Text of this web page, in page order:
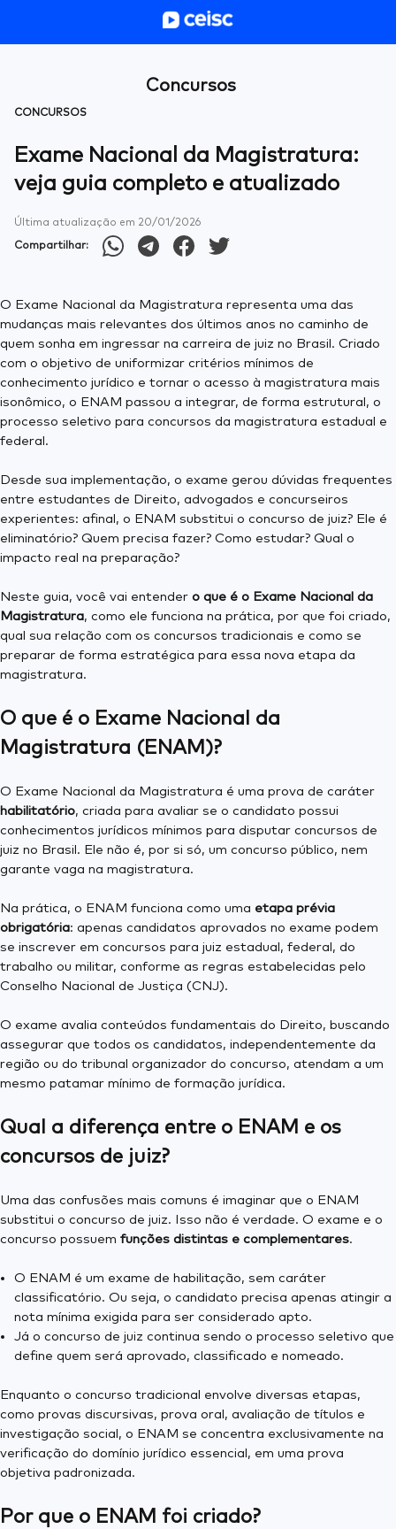
Concursos
CONCURSOS
Exame Nacional da Magistratura:
veja guia completo e atualizado
Última atualização em 20/01/2026
Compartilhar:
O Exame Nacional da Magistratura representa uma das
mudanças mais relevantes dos últimos anos no caminho de
quem sonha em ingressar na carreira de juiz no Brasil. Criado
com o objetivo de uniformizar critérios mínimos de
conhecimento jurídico e tornar o acesso à magistratura mais
isonômico, o ENAM passou a integrar, de forma estrutural, o
processo seletivo para concursos da magistratura estadual e
federal.
Desde sua implementação, o exame gerou dúvidas frequentes
entre estudantes de Direito, advogados e concurseiros
experientes: afinal, o ENAM substitui o concurso de juiz? Ele é
eliminatório? Quem precisa fazer? Como estudar? Qual o
impacto real na preparação?
Neste guia, você vai entender o que é o Exame Nacional da
Magistratura, como ele funciona na prática, por que foi criado,
qual sua relação com os concursos tradicionais e como se
preparar de forma estratégica para essa nova etapa da
magistratura.
O que é o Exame Nacional da
Magistratura (ENAM)?
O Exame Nacional da Magistratura é uma prova de caráter
habilitatório, criada para avaliar se o candidato possui
conhecimentos jurídicos mínimos para disputar concursos de
juiz no Brasil. Ele não é, por si só, um concurso público, nem
garante vaga na magistratura.
Na prática, o ENAM funciona como uma etapa prévia
obrigatória: apenas candidatos aprovados no exame podem
se inscrever em concursos para juiz estadual, federal, do
trabalho ou militar, conforme as regras estabelecidas pelo
Conselho Nacional de Justiça (CNJ).
O exame avalia conteúdos fundamentais do Direito, buscando
assegurar que todos os candidatos, independentemente da
região ou do tribunal organizador do concurso, atendam a um
mesmo patamar mínimo de formação jurídica.
Qual a diferença entre o ENAM e os
concursos de juiz?
Uma das confusões mais comuns é imaginar que o ENAM
substitui o concurso de juiz. Isso não é verdade. O exame e o
concurso possuem funções distintas e complementares.
O ENAM é um exame de habilitação, sem caráter
classificatório. Ou seja, o candidato precisa apenas atingir a
nota mínima exigida para ser considerado apto.
Já o concurso de juiz continua sendo o processo seletivo que
define quem será aprovado, classificado e nomeado.
Enquanto o concurso tradicional envolve diversas etapas,
como provas discursivas, prova oral, avaliação de títulos e
investigação social, o ENAM se concentra exclusivamente na
verificação do domínio jurídico essencial, em uma prova
objetiva padronizada.
Por que o ENAM foi criado?